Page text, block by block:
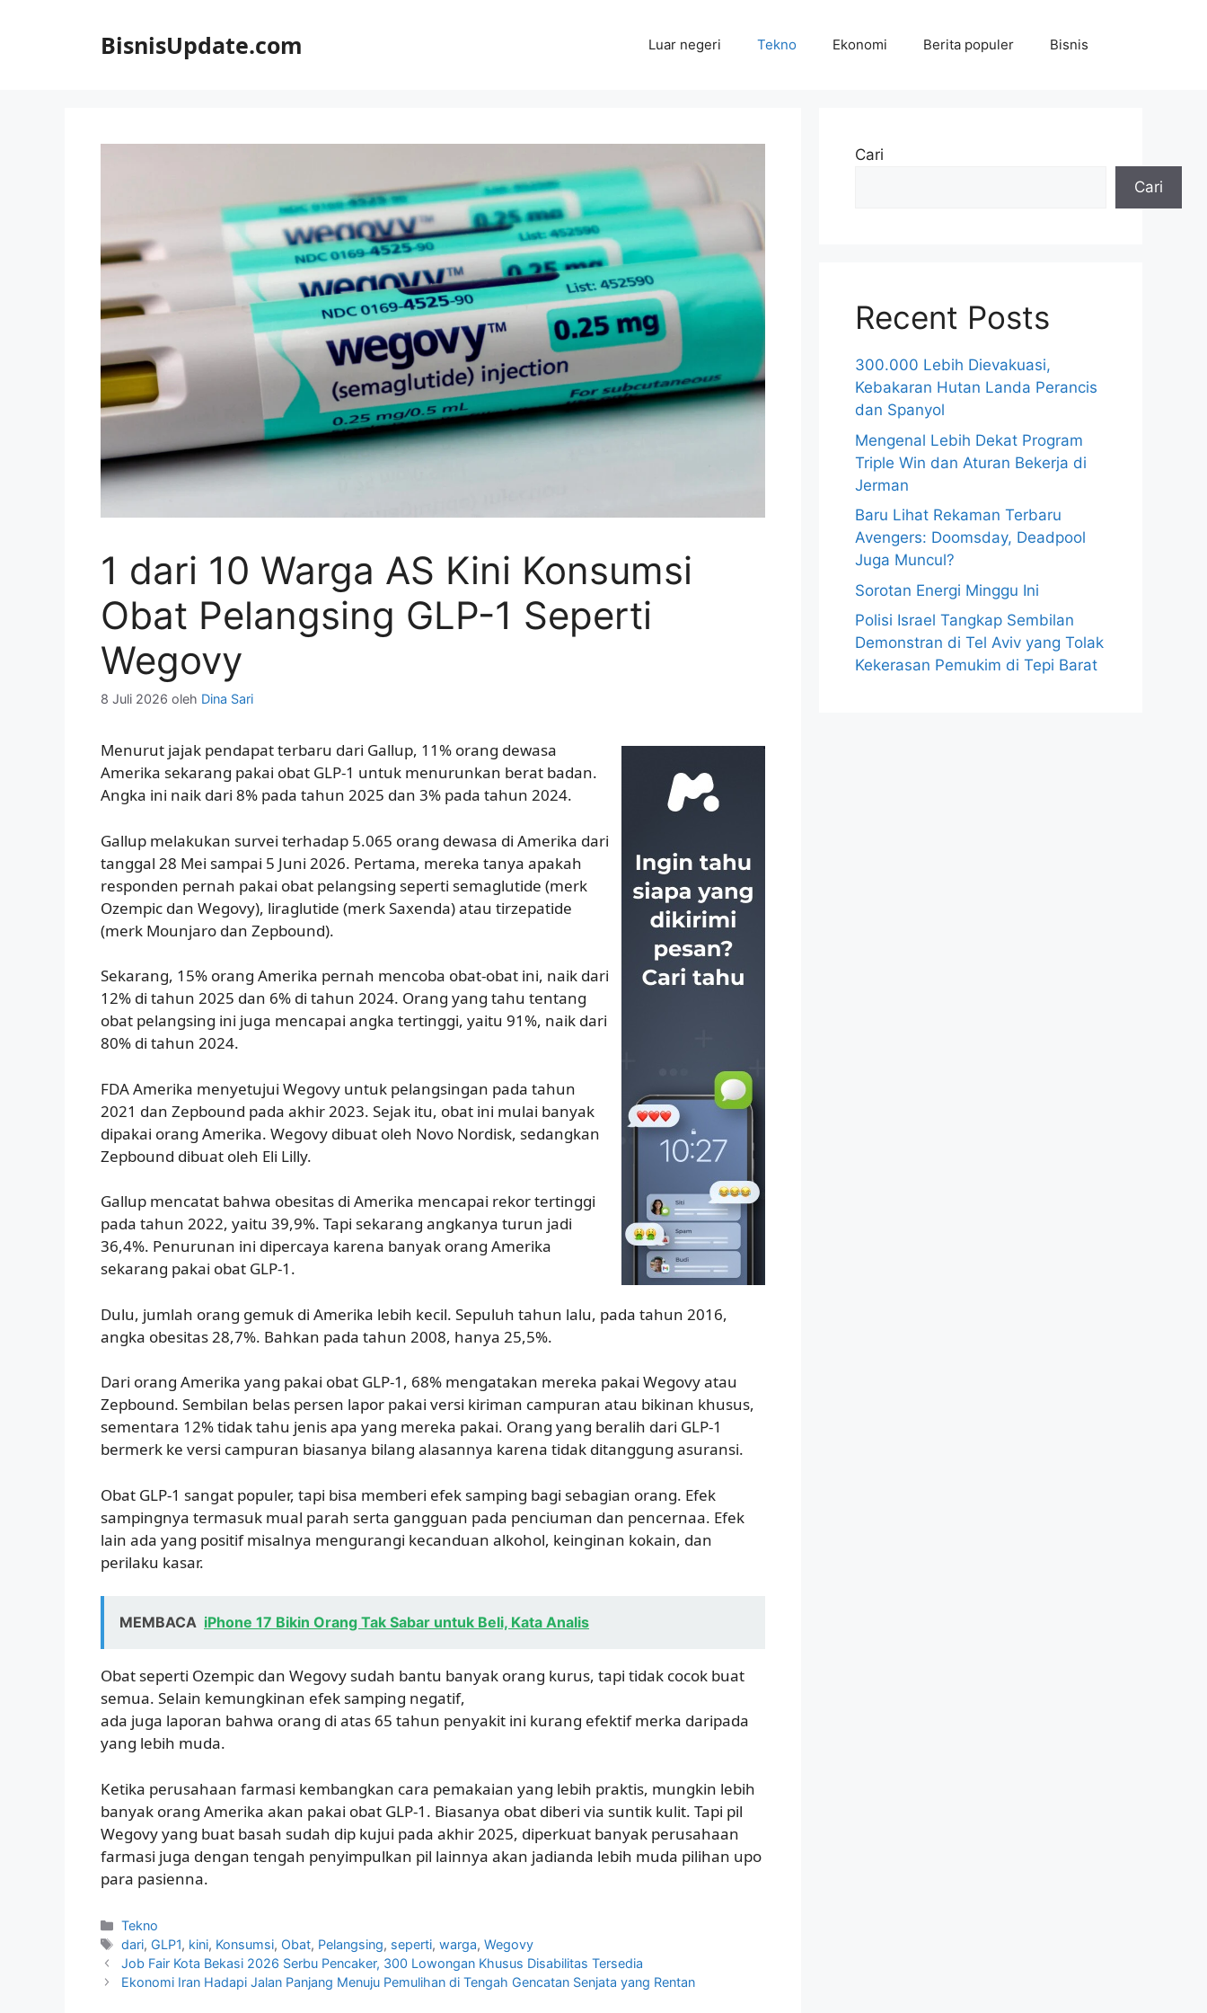
BisnisUpdate.com Luar negeri Tekno Ekonomi Berita populer Bisnis
1 dari 10 Warga AS Kini Konsumsi
Obat Pelangsing GLP-1 Seperti
Wegovy
8 Juli 2026 oleh Dina Sari
Menurut jajak pendapat terbaru dari Gallup, 11% orang dewasa
Amerika sekarang pakai obat GLP-1 untuk menurunkan berat badan.
Angka ini naik dari 8% pada tahun 2025 dan 3% pada tahun 2024.
Gallup melakukan survei terhadap 5.065 orang dewasa di Amerika dari
tanggal 28 Mei sampai 5 Juni 2026. Pertama, mereka tanya apakah
responden pernah pakai obat pelangsing seperti semaglutide (merk
Ozempic dan Wegovy), liraglutide (merk Saxenda) atau tirzepatide
(merk Mounjaro dan Zepbound).
Sekarang, 15% orang Amerika pernah mencoba obat-obat ini, naik dari
12% di tahun 2025 dan 6% di tahun 2024. Orang yang tahu tentang
obat pelangsing ini juga mencapai angka tertinggi, yaitu 91%, naik dari
80% di tahun 2024.
FDA Amerika menyetujui Wegovy untuk pelangsingan pada tahun
2021 dan Zepbound pada akhir 2023. Sejak itu, obat ini mulai banyak
dipakai orang Amerika. Wegovy dibuat oleh Novo Nordisk, sedangkan
Zepbound dibuat oleh Eli Lilly.
Gallup mencatat bahwa obesitas di Amerika mencapai rekor tertinggi
pada tahun 2022, yaitu 39,9%. Tapi sekarang angkanya turun jadi
36,4%. Penurunan ini dipercaya karena banyak orang Amerika
sekarang pakai obat GLP-1.
Dulu, jumlah orang gemuk di Amerika lebih kecil. Sepuluh tahun lalu, pada tahun 2016,
angka obesitas 28,7%. Bahkan pada tahun 2008, hanya 25,5%.
Dari orang Amerika yang pakai obat GLP-1, 68% mengatakan mereka pakai Wegovy atau
Zepbound. Sembilan belas persen lapor pakai versi kiriman campuran atau bikinan khusus,
sementara 12% tidak tahu jenis apa yang mereka pakai. Orang yang beralih dari GLP-1
bermerk ke versi campuran biasanya bilang alasannya karena tidak ditanggung asuransi.
Obat GLP-1 sangat populer, tapi bisa memberi efek samping bagi sebagian orang. Efek
sampingnya termasuk mual parah serta gangguan pada penciuman dan pencernaa. Efek
lain ada yang positif misalnya mengurangi kecanduan alkohol, keinginan kokain, dan
perilaku kasar.
MEMBACA iPhone 17 Bikin Orang Tak Sabar untuk Beli, Kata Analis
Obat seperti Ozempic dan Wegovy sudah bantu banyak orang kurus, tapi tidak cocok buat
semua. Selain kemungkinan efek samping negatif,
ada juga laporan bahwa orang di atas 65 tahun penyakit ini kurang efektif merka daripada
yang lebih muda.
Ketika perusahaan farmasi kembangkan cara pemakaian yang lebih praktis, mungkin lebih
banyak orang Amerika akan pakai obat GLP-1. Biasanya obat diberi via suntik kulit. Tapi pil
Wegovy yang buat basah sudah dip kujui pada akhir 2025, diperkuat banyak perusahaan
farmasi juga dengan tengah penyimpulkan pil lainnya akan jadianda lebih muda pilihan upo
para pasienna.
Kategori
Tekno
Tag
dari, GLP1, kini, Konsumsi, Obat, Pelangsing, seperti,warga,Wegovy
Job Fair Kota Bekasi 2026 Serbu Pencaker, 300 Lowongan Khusus Disabilitas Tersedia
Ekonomi Iran Hadapi Jalan Panjang Menuju Pemulihan di Tengah Gencatan Senjata yang Rentan
Cari
Cari
Recent Posts
300.000 Lebih Dievakuasi,
Kebakaran Hutan Landa Perancis
dan Spanyol
Mengenal Lebih Dekat Program
Triple Win dan Aturan Bekerja di
Jerman
Baru Lihat Rekaman Terbaru
Avengers: Doomsday, Deadpool
Juga Muncul?
Sorotan Energi Minggu Ini
Polisi Israel Tangkap Sembilan
Demonstran di Tel Aviv yang Tolak
Kekerasan Pemukim di Tepi Barat